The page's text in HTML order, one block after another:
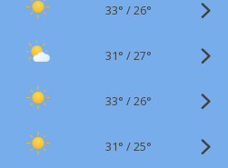
33° /26°
31° /27°
33° /26°
31° /25°